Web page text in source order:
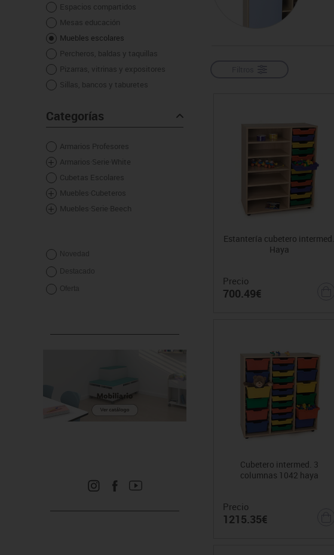
Manualidades
Material escolar
Plastifica, encuaderna, destruye
Papel y manipulados
Juegos de mesa
Psicomotricidad
Pizarras, vitrinas y expositores
Espacios compartidos
Mesas educación
Muebles escolares
Percheros, baldas y taquillas
Pizarras, vitrinas y expositores
Sillas, bancos y taburetes
Categorías
Armarios Profesores
Armarios·Serie·White
Cubetas Escolares
Muebles·Cubeteros
Muebles·Serie·Beech
Novedad
Destacado
Oferta
Estantería cubetero intermed.
Haya
Precio
700.49€
Cubetero intermed. 3
columnas 1042 haya
Precio
1215.35€